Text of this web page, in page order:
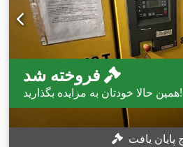
همین حالا خودتان به مزایده بگذارید!
پایان یافت